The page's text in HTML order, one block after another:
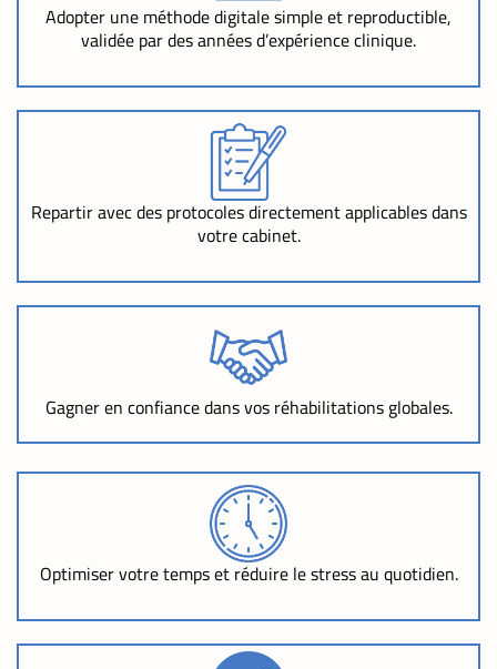
Adopter une méthode digitale simple et reproductible,
validée par des années d’expérience clinique.
Repartir avec des protocoles directement applicables dans
votre cabinet.
Gagner en confiance dans vos réhabilitations globales.
Optimiser votre temps et réduire le stress au quotidien.